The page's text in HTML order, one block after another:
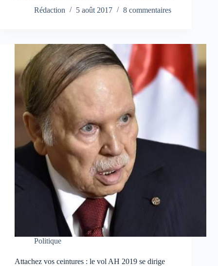
Rédaction
5 août 2017 8 commentaires
Politique
Attachez vos ceintures : le vol AH 2019 se dirige